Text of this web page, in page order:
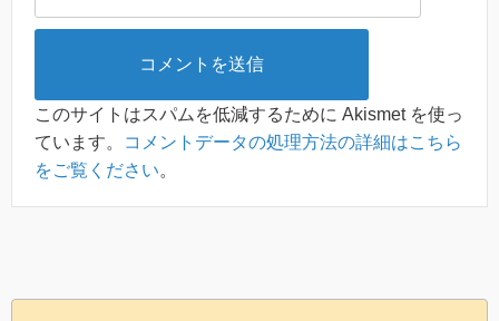
このサイトはスパムを低減するために Akismet を使っ
ています。
コメントデータの処理方法の詳細はこちら
をご覧ください。